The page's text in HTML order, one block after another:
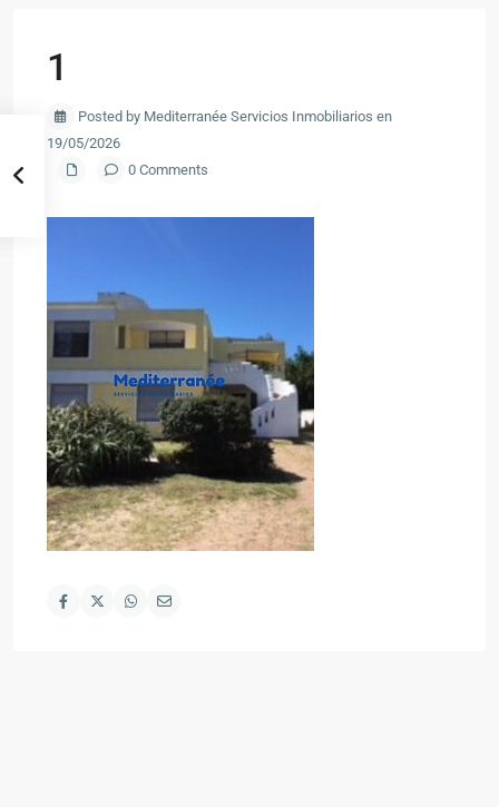
1
Posted by Mediterranée Servicios Inmobiliarios en
19/05/2026
0 Comments